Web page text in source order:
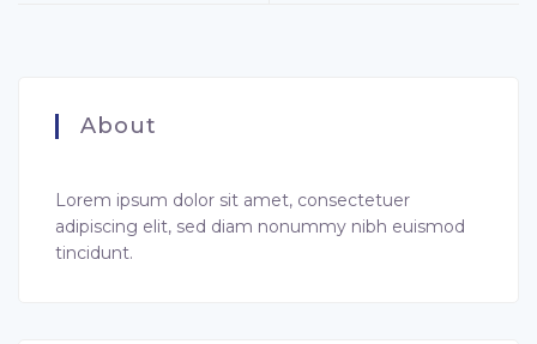
About
Lorem ipsum dolor sit amet, consectetuer
adipiscing elit, sed diam nonummy nibh euismod
tincidunt.